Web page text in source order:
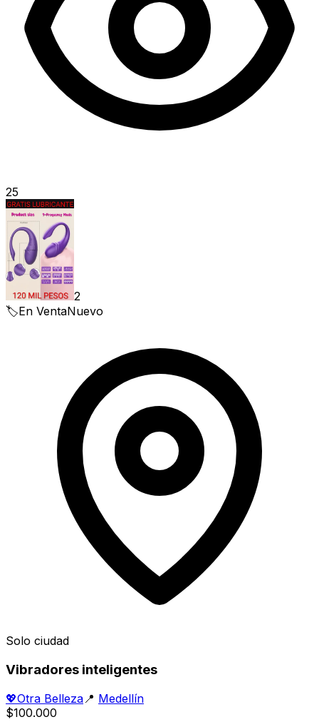
25
2
🏷️En VentaNuevo
Solo ciudad
Vibradores inteligentes
💖Otra Belleza 📍 Medellín
$100.000